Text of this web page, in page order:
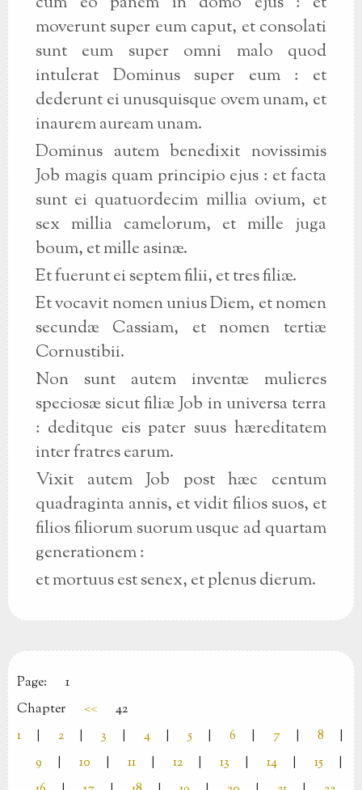
moverunt super eum caput, et consolati
sunt eum super omni malo quod
intulerat Dominus super eum : et
dederunt ei unusquisque ovem unam, et
inaurem auream unam.
Dominus autem benedixit novissimis
Job magis quam principio ejus : et facta
sunt ei quatuordecim millia ovium, et
sex millia camelorum, et mille juga
boum, et mille asinæ.
Et fuerunt ei septem filii, et tres filiæ.
Et vocavit nomen unius Diem, et nomen
secundæ Cassiam, et nomen tertiæ
Cornustibii.
Non sunt autem inventæ mulieres
speciosæ sicut filiæ Job in universa terra
: deditque eis pater suus hæreditatem
inter fratres earum.
Vixit autem Job post hæc centum
quadraginta annis, et vidit filios suos, et
filios filiorum suorum usque ad quartam
generationem :
et mortuus est senex, et plenus dierum.
Page:
1
Chapter
<<
42
1
2 3 4 5 6 7 8
9
10 11 12 13 14 15